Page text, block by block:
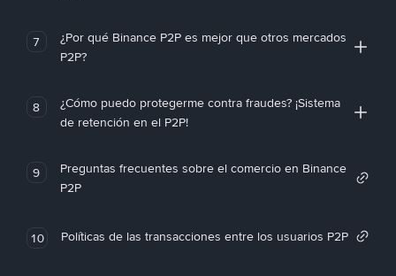
7
¿Por qué Binance P2P es mejor que otros mercados
P2P?
8
¿Cómo puedo protegerme contra fraudes? ¡Sistema
de retención en el P2P!
9
Preguntas frecuentes sobre el comercio en Binance
P2P
10 Políticas de las transacciones entre los usuarios P2P